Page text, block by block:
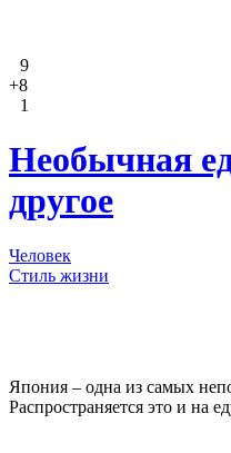
9
+8
1
Необычная
другое
Человек
Стиль жизни
Япония – одна из самых
Распространяется это и на